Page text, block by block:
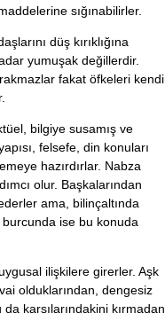
sığınabilirler.
düş kırıklığına
yumuşak değillerdir.
fakat öfkeleri kendi
bilgiye susamış ve
felsefe, din konuları
hazırdırlar. Nabza
olur. Başkalarından
ama, bilinçaltında
ise bu konuda
ilişkilere girerler. Aşk
olduklarından, dengesiz
karşılarındakini kırmadan